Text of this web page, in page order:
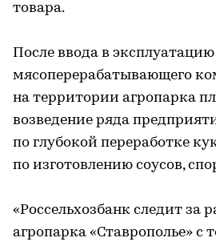
товара.
После ввода в эксплуатацию
мясоперерабатывающего
на территории агропарка
возведение ряда
по глубокой переработке
по изготовлению соусов,
«Россельхозбанк следит за
агропарка «Ставрополье» с